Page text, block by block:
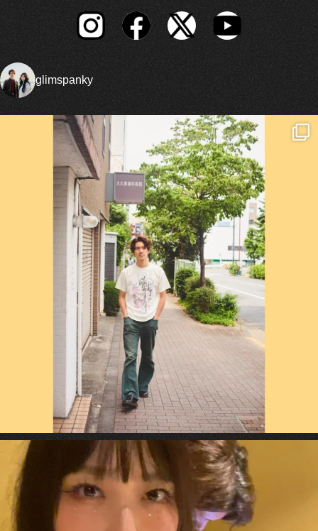
glimspanky